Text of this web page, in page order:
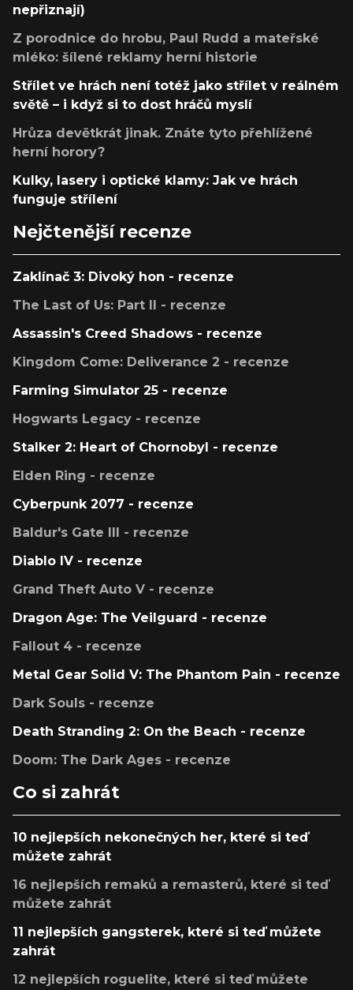
nepřiznají)
Z porodnice do hrobu, Paul Rudd a mateřské
mléko: šílené reklamy herní historie
Střílet ve hrách není totéž jako střílet v reálném
světě – i když si to dost hráčů myslí
Hrůza devětkrát jinak. Znáte tyto přehlížené
herní horory?
Kulky, lasery i optické klamy: Jak ve hrách
funguje střílení
Nejčtenější recenze
Zaklínač 3: Divoký hon - recenze
The Last of Us: Part II - recenze
Assassin's Creed Shadows - recenze
Kingdom Come: Deliverance 2 - recenze
Farming Simulator 25 - recenze
Hogwarts Legacy - recenze
Stalker 2: Heart of Chornobyl - recenze
Elden Ring - recenze
Cyberpunk 2077 - recenze
Baldur's Gate III - recenze
Diablo IV - recenze
Grand Theft Auto V - recenze
Dragon Age: The Veilguard - recenze
Fallout 4 - recenze
Metal Gear Solid V: The Phantom Pain - recenze
Dark Souls - recenze
Death Stranding 2: On the Beach - recenze
Doom: The Dark Ages - recenze
Co si zahrát
10 nejlepších nekonečných her, které si teď
můžete zahrát
16 nejlepších remaků a remasterů, které si teď
můžete zahrát
11 nejlepších gangsterek, které si teď můžete
zahrát
12 nejlepších roguelite, které si teď můžete